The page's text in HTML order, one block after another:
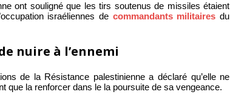
ont souligné que les tirs soutenus de missiles étaient
israéliennes de commandants militaires du
nuire à l’ennemi
de la Résistance palestinienne a déclaré qu’elle ne
que la renforcer dans le la poursuite de sa vengeance.